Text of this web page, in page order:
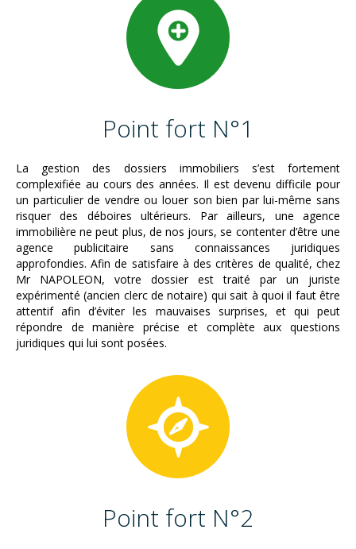
Point fort N°1
La gestion des dossiers immobiliers s’est fortement
complexifiée au cours des années. Il est devenu difficile pour
un particulier de vendre ou louer son bien par lui-même sans
risquer des déboires ultérieurs. Par ailleurs, une agence
immobilière ne peut plus, de nos jours, se contenter d’être une
agence publicitaire sans connaissances juridiques
approfondies. Afin de satisfaire à des critères de qualité, chez
Mr NAPOLEON, votre dossier est traité par un juriste
expérimenté (ancien clerc de notaire) qui sait à quoi il faut être
attentif afin d’éviter les mauvaises surprises, et qui peut
répondre de manière précise et complète aux questions
juridiques qui lui sont posées.
Point fort N°2